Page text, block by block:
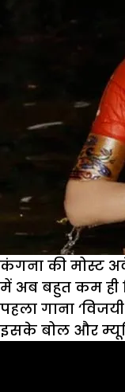
कंगना की मोस्ट
में अब बहुत कम ही
पहला गाना
इसके बोल और